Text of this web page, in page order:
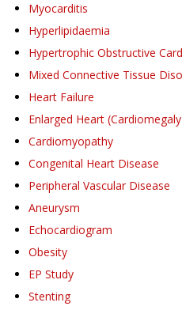
Myocarditis
Hyperlipidaemia
Hypertrophic Obstructive
Mixed Connective Tissue
Heart Failure
Enlarged Heart
Cardiomyopathy
Congenital Heart Disease
Peripheral Vascular Disease
Aneurysm
Echocardiogram
Obesity
EP Study
Stenting